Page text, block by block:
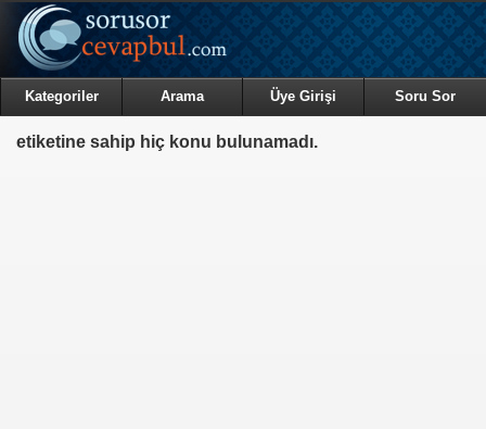
Kategoriler Arama Üye Girişi Soru Sor
etiketine sahip hiç konu bulunamadı.